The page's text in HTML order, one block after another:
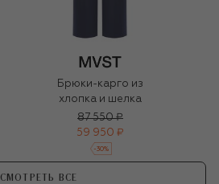
Брюки-карго из
хлопка и шелка
87 550 ₽
59 950 ₽
-30%
СМОТРЕТЬ ВСЕ